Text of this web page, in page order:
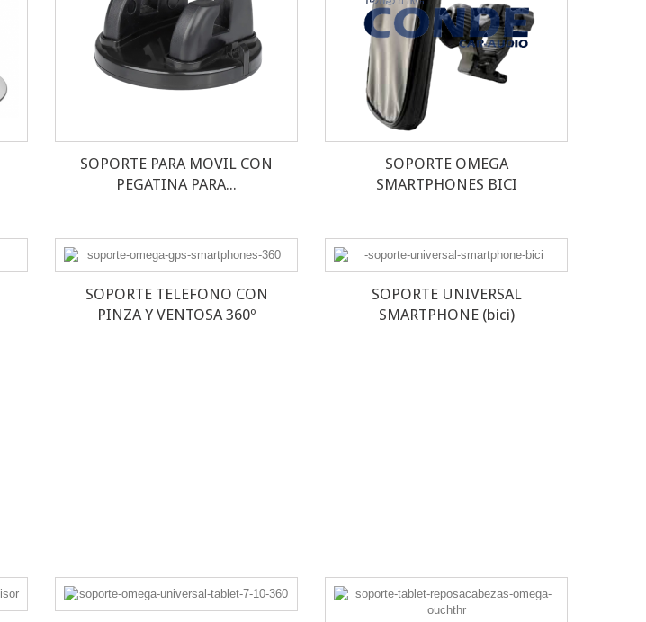
SOPORTE PARA MOVIL CON
PEGATINA PARA...
SOPORTE OMEGA
SMARTPHONES BICI
SOPORTE TELEFONO CON
PINZA Y VENTOSA 360º
SOPORTE UNIVERSAL
SMARTPHONE (bici)